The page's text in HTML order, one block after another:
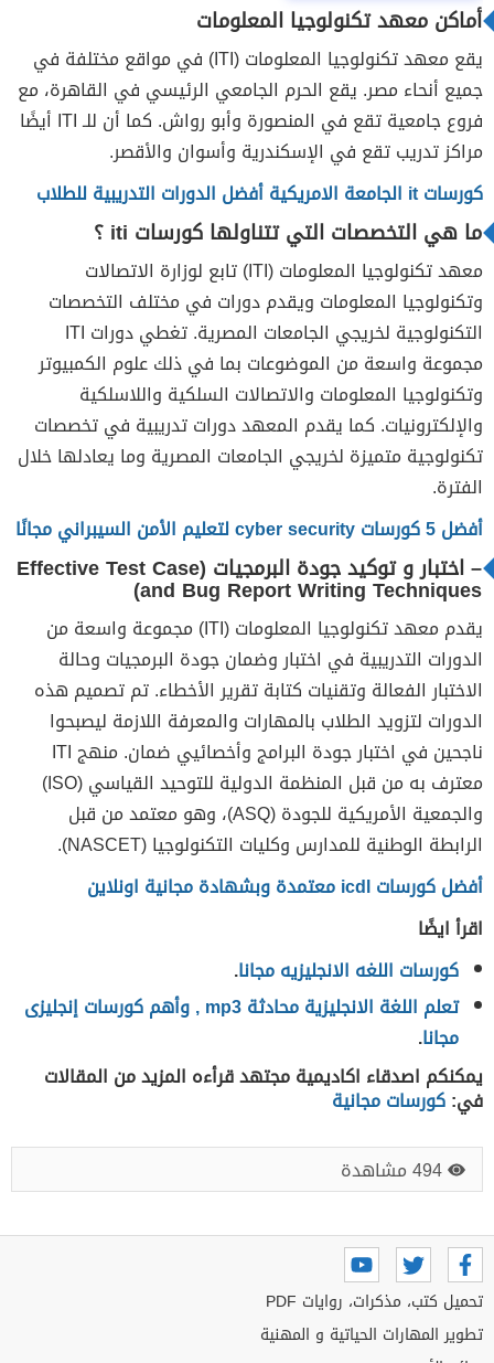
أماكن معهد تكنولوجيا المعلومات
يقع معهد تكنولوجيا المعلومات (ITI) في مواقع مختلفة في
جميع أنحاء مصر. يقع الحرم الجامعي الرئيسي في القاهرة، مع
فروع جامعية تقع في المنصورة وأبو رواش. كما أن للـ ITI أيضًا
مراكز تدريب تقع في الإسكندرية وأسوان والأقصر.
كورسات it الجامعة الامريكية أفضل الدورات التدريبية للطلاب
ما هي التخصصات التي تتناولها كورسات iti ؟
معهد تكنولوجيا المعلومات (ITI) تابع لوزارة الاتصالات
وتكنولوجيا المعلومات ويقدم دورات في مختلف التخصصات
التكنولوجية لخريجي الجامعات المصرية. تغطي دورات ITI
مجموعة واسعة من الموضوعات بما في ذلك علوم الكمبيوتر
وتكنولوجيا المعلومات والاتصالات السلكية واللاسلكية
والإلكترونيات. كما يقدم المعهد دورات تدريبية في تخصصات
تكنولوجية متميزة لخريجي الجامعات المصرية وما يعادلها خلال
الفترة.
أفضل 5 كورسات cyber security لتعليم الأمن السيبراني مجانًا
– اختبار و توكيد جودة البرمجيات (Effective Test Case
and Bug Report Writing Techniques)
يقدم معهد تكنولوجيا المعلومات (ITI) مجموعة واسعة من
الدورات التدريبية في اختبار وضمان جودة البرمجيات وحالة
الاختبار الفعالة وتقنيات كتابة تقرير الأخطاء. تم تصميم هذه
الدورات لتزويد الطلاب بالمهارات والمعرفة اللازمة ليصبحوا
ناجحين في اختبار جودة البرامج وأخصائيي ضمان. منهج ITI
معترف به من قبل المنظمة الدولية للتوحيد القياسي (ISO)
والجمعية الأمريكية للجودة (ASQ)، وهو معتمد من قبل
الرابطة الوطنية للمدارس وكليات التكنولوجيا (NASCET).
أفضل كورسات icdl معتمدة وبشهادة مجانية اونلاين
اقرأ ايضًا
كورسات اللغه الانجليزيه مجانا.
تعلم اللغة الانجليزية محادثة mp3 , وأهم كورسات إنجليزى
مجانا.
يمكنكم اصدقاء اكاديمية مجتهد قرأءه المزيد من المقالات
في:كورسات مجانية
494 مشاهدة
تحميل كتب، مذكرات، روايات PDF
تطوير المهارات الحياتية و المهنية